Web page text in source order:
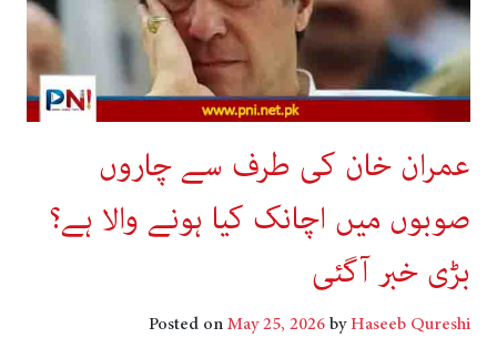
عمران خان کی طرف سے چاروں
صوبوں میں اچانک کیا ہونے والا ہے؟
بڑی خبر آگئی
Posted onMay 25, 2026byHaseeb Qureshi